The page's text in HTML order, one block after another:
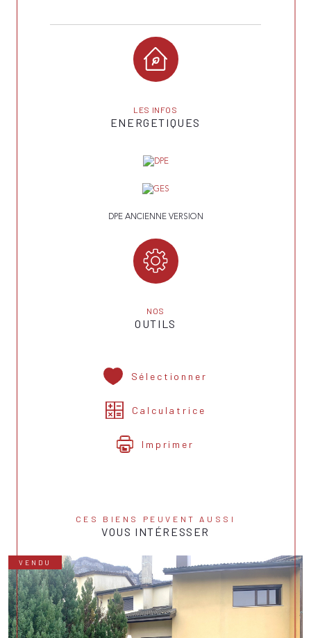
LES INFOS
ENERGETIQUES
DPE ANCIENNE VERSION
NOS
OUTILS
Sélectionner
Calculatrice
Imprimer
CES BIENS PEUVENT AUSSI
VOUS INTÉRESSER
VENDU